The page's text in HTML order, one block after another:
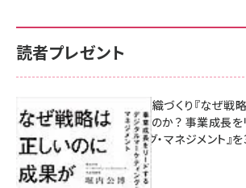
読者プレゼント
成果を生む組織づくり『なぜ戦
があがらないのか？ 事業成長を
マーケティング・マネジメント』
10:00